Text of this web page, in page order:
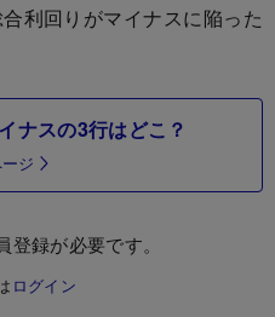
利回りがマイナスに陥った
ナスの3行はどこ？
ジ
録が必要です。
ログイン